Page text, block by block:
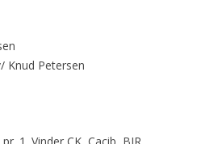
Knud Petersen